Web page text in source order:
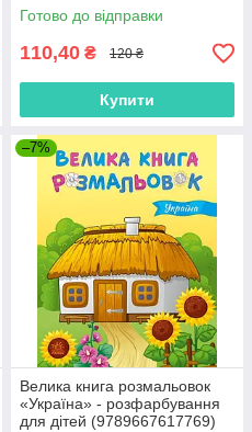
Готово до відправки
110,40 ₴ 120 ₴
Купити
–7%
Велика книга розмальовок
«Україна» - розфарбування
для дітей (9789667617769)